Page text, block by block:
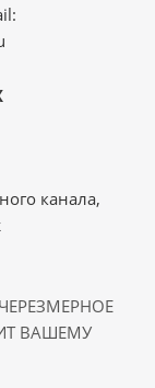
канала,
ВАШЕМУ